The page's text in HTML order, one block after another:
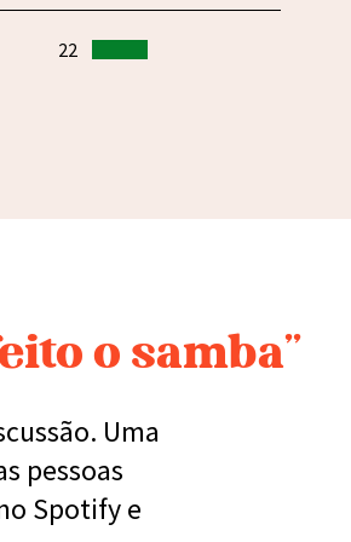
22
o samba”
Uma
pessoas
Spotify e